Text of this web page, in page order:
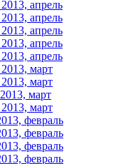
апрель
апрель
апрель
апрель
апрель
март
март
март
март
февраль
февраль
февраль
февраль